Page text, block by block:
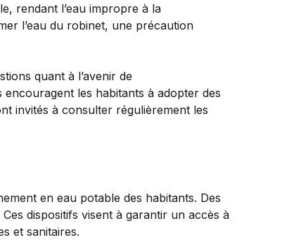
rendant l’eau impropre à la
l’eau du robinet, une précaution
quant à l’avenir de
encouragent les habitants à adopter des
invités à consulter régulièrement les
en eau potable des habitants. Des
dispositifs visent à garantir un accès à
et sanitaires.